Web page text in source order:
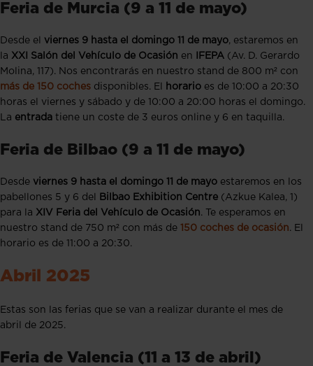
Feria de Murcia (9 a 11 de mayo)
Desde el viernes 9 hasta el domingo 11 de mayo, estaremos en
la XXI Salón del Vehículo de Ocasión en IFEPA (Av. D. Gerardo
Molina, 117). Nos encontrarás en nuestro stand de 800 m² con
más de 150 coches disponibles. El horario es de 10:00 a 20:30
horas el viernes y sábado y de 10:00 a 20:00 horas el domingo.
La entrada tiene un coste de 3 euros online y 6 en taquilla.
Feria de Bilbao (9 a 11 de mayo)
Desde viernes 9 hasta el domingo 11 de mayo estaremos en los
pabellones 5 y 6 del
Bilbao Exhibition Centre (Azkue Kalea, 1)
para la XIV Feria del Vehículo de Ocasión. Te esperamos en
nuestro stand de 750 m² con más de 150 coches de ocasión. El
horario es de 11:00 a 20:30.
Abril 2025
Estas son las ferias que se van a realizar durante el mes de
abril de 2025.
Feria de Valencia (11 a 13 de abril)